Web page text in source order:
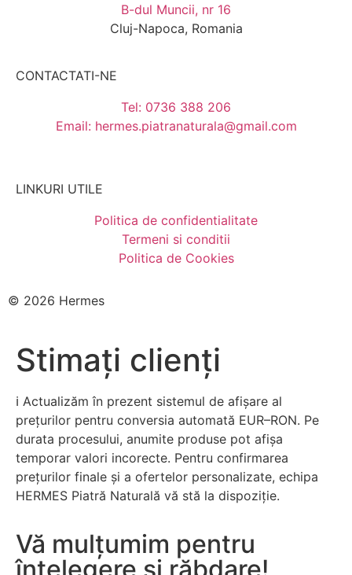
B-dul Muncii, nr 16
Cluj-Napoca, Romania
CONTACTATI-NE
Tel: 0736 388 206
Email: hermes.piatranaturala@gmail.com
LINKURI UTILE
Politica de confidentialitate
Termeni si conditii
Politica de Cookies
© 2026 Hermes
Stimați clienți
ℹ️ Actualizăm în prezent sistemul de afișare al
prețurilor pentru conversia automată EUR–RON. Pe
durata procesului, anumite produse pot afișa
temporar valori incorecte. Pentru confirmarea
prețurilor finale și a ofertelor personalizate, echipa
HERMES Piatră Naturală vă stă la dispoziție.
Vă mulțumim pentru